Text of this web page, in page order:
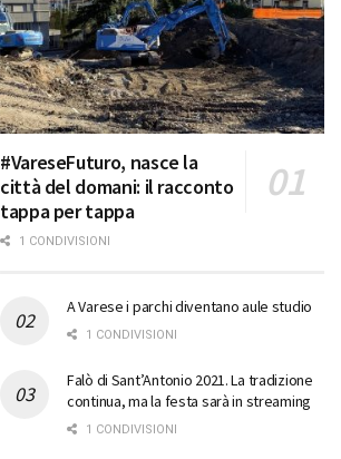
#VareseFuturo, nasce la
città del domani: il racconto
tappa per tappa
1 CONDIVISIONI
A Varese i parchi diventano aule studio
1 CONDIVISIONI
Falò di Sant’Antonio 2021. La tradizione
continua, ma la festa sarà in streaming
1 CONDIVISIONI